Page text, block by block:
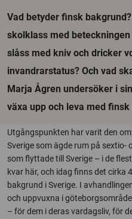
Vad betyder finsk
skolklass med
slåss med kniv och dricker
invandrarstatus? Och vad
Marja Ågren undersöker i sin
växa upp och leva med
Utgångspunkten har varit den
Sverige som ägde rum på
som flyttade till Sverige – i de
kvar här, och idag finns det cirka
bakgrund i Sverige. I
och uppvuxna i
– för dem i deras vardagsliv, för